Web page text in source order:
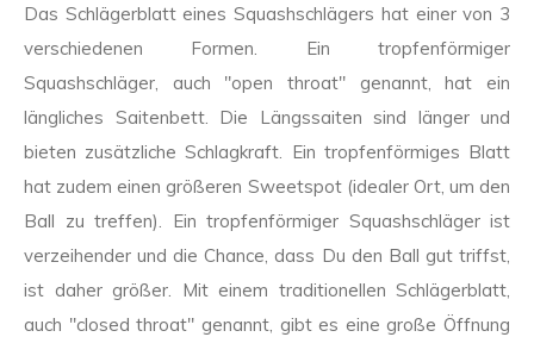
Das Schlägerblatt eines Squashschlägers hat einer von 3
verschiedenen Formen. Ein tropfenförmiger
Squashschläger, auch "open throat" genannt, hat ein
längliches Saitenbett. Die Längssaiten sind länger und
bieten zusätzliche Schlagkraft. Ein tropfenförmiges Blatt
hat zudem einen größeren Sweetspot (idealer Ort, um den
Ball zu treffen). Ein tropfenförmiger Squashschläger ist
verzeihender und die Chance, dass Du den Ball gut triffst,
ist daher größer. Mit einem traditionellen Schlägerblatt,
auch "closed throat" genannt, gibt es eine große Öffnung